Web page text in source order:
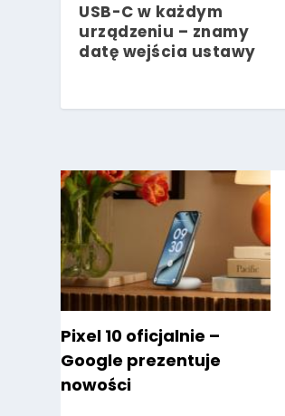
USB-C w każdym
urządzeniu – znamy
datę wejścia ustawy
Pixel 10 oficjalnie –
Google prezentuje
nowości